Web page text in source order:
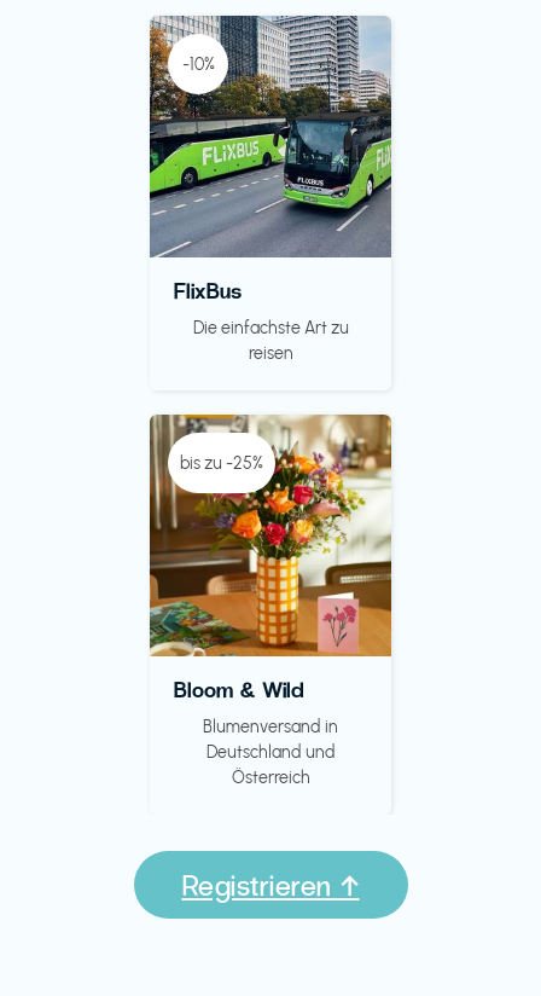
-10%
FlixBus
Die einfachste Art zu
reisen
bis zu -25%
Bloom & Wild
Blumenversand in
Deutschland und
Österreich
Registrieren ↑